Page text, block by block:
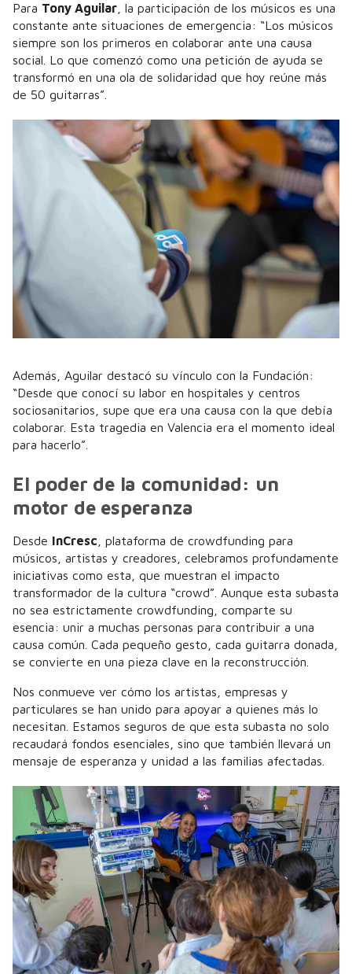
Para Tony Aguilar , la participación de los músicos es una
constante ante situaciones de emergencia: “Los músicos
siempre son los primeros en colaborar ante una causa
social. Lo que comenzó como una petición de ayuda se
transformó en una ola de solidaridad que hoy reúne más
de 50 guitarras”.
Además, Aguilar destacó su vínculo con la Fundación:
“Desde que conocí su labor en hospitales y centros
sociosanitarios, supe que era una causa con la que debía
colaborar. Esta tragedia en Valencia era el momento ideal
para hacerlo”.
El poder de la comunidad: un
motor de esperanza
Desde InCresc , plataforma de crowdfunding para
músicos, artistas y creadores, celebramos profundamente
iniciativas como esta, que muestran el impacto
transformador de la cultura “crowd”. Aunque esta subasta
no sea estrictamente crowdfunding, comparte su
esencia: unir a muchas personas para contribuir a una
causa común. Cada pequeño gesto, cada guitarra donada,
se convierte en una pieza clave en la reconstrucción.
Nos conmueve ver cómo los artistas, empresas y
particulares se han unido para apoyar a quienes más lo
necesitan. Estamos seguros de que esta subasta no solo
recaudará fondos esenciales, sino que también llevará un
mensaje de esperanza y unidad a las familias afectadas.